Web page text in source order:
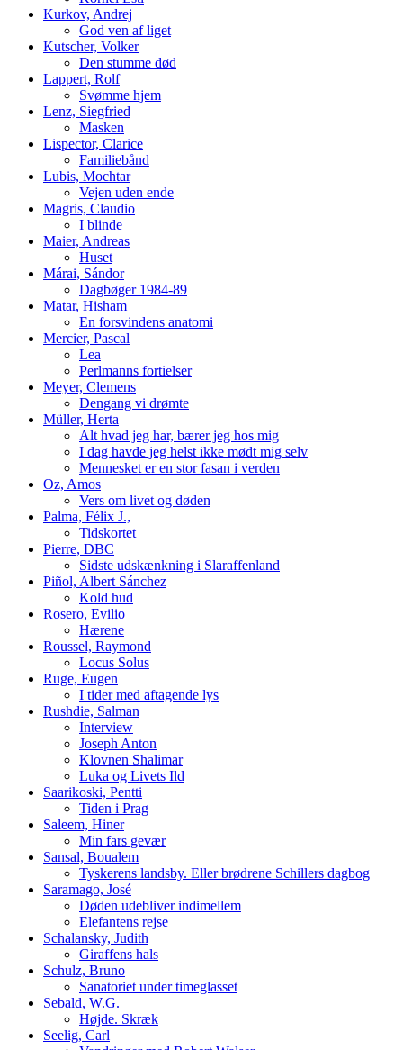
Kurkov, Andrej
God ven af liget
Kutscher, Volker
Den stumme død
Lappert, Rolf
Svømme hjem
Lenz, Siegfried
Masken
Lispector, Clarice
Familiebånd
Lubis, Mochtar
Vejen uden ende
Magris, Claudio
I blinde
Maier, Andreas
Huset
Márai, Sándor
Dagbøger 1984-89
Matar, Hisham
En forsvindens anatomi
Mercier, Pascal
Lea
Perlmanns fortielser
Meyer, Clemens
Dengang vi drømte
Müller, Herta
Alt hvad jeg har, bærer jeg hos mig
I dag havde jeg helst ikke mødt mig selv
Mennesket er en stor fasan i verden
Oz, Amos
Vers om livet og døden
Palma, Félix J.,
Tidskortet
Pierre, DBC
Sidste udskænkning i Slaraffenland
Piñol, Albert Sánchez
Kold hud
Rosero, Evilio
Hærene
Roussel, Raymond
Locus Solus
Ruge, Eugen
I tider med aftagende lys
Rushdie, Salman
Interview
Joseph Anton
Klovnen Shalimar
Luka og Livets Ild
Saarikoski, Pentti
Tiden i Prag
Saleem, Hiner
Min fars gevær
Sansal, Boualem
Tyskerens landsby. Eller brødrene Schillers dagbog
Saramago, José
Døden udebliver indimellem
Elefantens rejse
Schalansky, Judith
Giraffens hals
Schulz, Bruno
Sanatoriet under timeglasset
Sebald, W.G.
Højde. Skræk
Seelig, Carl